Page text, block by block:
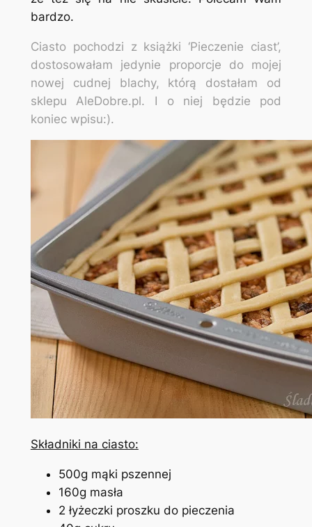
bardzo.
Ciasto pochodzi z książki ‘Pieczenie ciast’,
dostosowałam jedynie proporcje do mojej
nowej cudnej blachy, którą dostałam od
sklepuAleDobre.pl. I o niej będzie pod
koniec wpisu:).
Składniki na ciasto:
500g mąki pszennej
160g masła
2 łyżeczki proszku do pieczenia